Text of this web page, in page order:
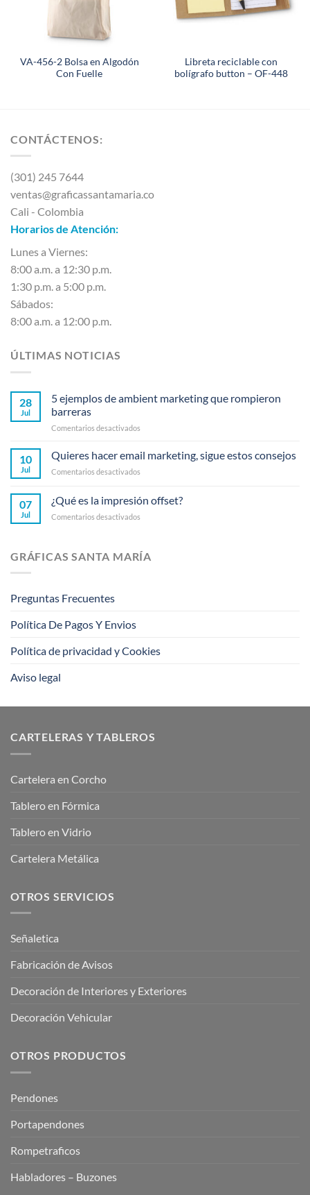
VA-456-2 Bolsa en Algodón
Con Fuelle
Libreta reciclable con
bolígrafo button – OF-448
CONTÁCTENOS:
(301) 245 7644
ventas@graficassantamaria.co
Cali - Colombia
Horarios de Atención:
Lunes a Viernes:
8:00 a.m. a 12:30 p.m.
1:30 p.m. a 5:00 p.m.
Sábados:
8:00 a.m. a 12:00 p.m.
ÚLTIMAS NOTICIAS
28
Jul
5 ejemplos de ambient marketing que rompieron
barreras
Comentarios desactivados
ejemplos
de
ambient
que
barreras
10
Jul
Quieres hacer email marketing, sigue estos consejos
Comentarios desactivados
email
marketing,
consejos
07
Jul
¿Qué es la impresión offset?
Comentarios desactivados
la
impresión
GRÁFICAS SANTA MARÍA
Preguntas Frecuentes
Política De Pagos Y Envios
Política de privacidad y Cookies
Aviso legal
CARTELERAS Y TABLEROS
Cartelera en Corcho
Tablero en Fórmica
Tablero en Vidrio
Cartelera Metálica
OTROS SERVICIOS
Señaletica
Fabricación de Avisos
Decoración de Interiores y Exteriores
Decoración Vehicular
OTROS PRODUCTOS
Pendones
Portapendones
Rompetraficos
Habladores – Buzones